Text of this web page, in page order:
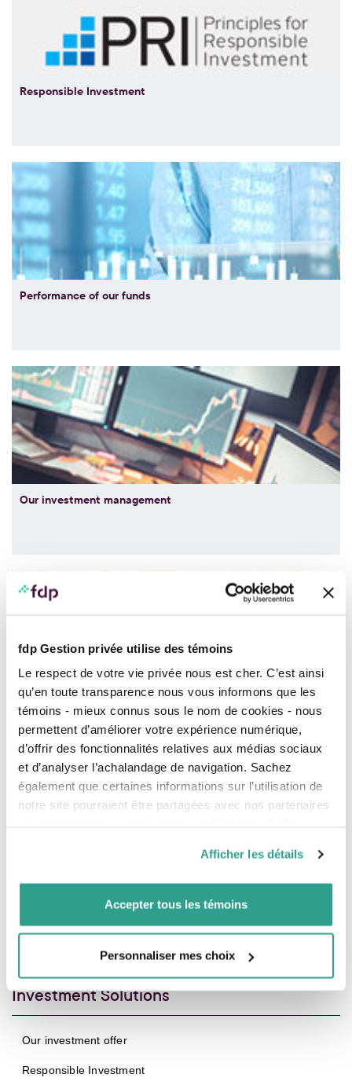
fdp Gestion privée utilise des témoins
Le respect de votre vie privée nous est cher. C’est ainsi
qu’en toute transparence nous vous informons que les
témoins - mieux connus sous le nom de cookies - nous
permettent d’améliorer votre expérience numérique,
d’offrir des fonctionnalités relatives aux médias sociaux
et d’analyser l’achalandage de navigation. Sachez
également que certaines informations sur l’utilisation de
notre site pourraient être partagées avec nos partenaires
vous leur auriez fournies ou qu’ils auraient collectées lors
de votre utilisation de leurs services.
Afficher les détails
Accepter tous les témoins
Personnaliser mes choix
Responsible Investment
Performance of our funds
Our investment management
Tax plans
Information for Investors
Investment Solutions
Our investment offer
Responsible Investment